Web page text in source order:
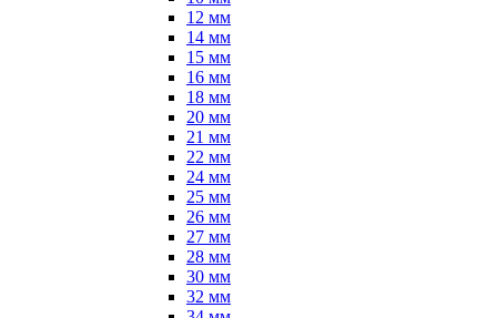
12 мм
14 мм
15 мм
16 мм
18 мм
20 мм
21 мм
22 мм
24 мм
25 мм
26 мм
27 мм
28 мм
30 мм
32 мм